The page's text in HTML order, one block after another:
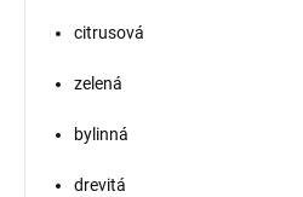
citrusová
zelená
bylinná
drevitá